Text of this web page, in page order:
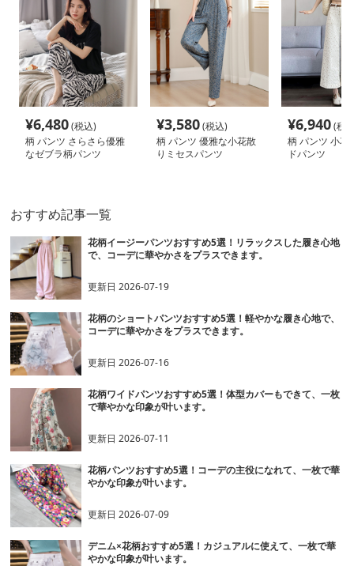
¥6,480(税込)
柄 パンツ さらさら優雅
なゼブラ柄パンツ
¥3,580(税込)
柄 パンツ 優雅な小花散
りミセスパンツ
¥6,940(税
柄 パンツ 小花
ドパンツ
おすすめ記事一覧
花柄イージーパンツおすすめ5選！リラックスした履き心地
で、コーデに華やかさをプラスできます。
更新日2026-07-19
花柄のショートパンツおすすめ5選！軽やかな履き心地で、
コーデに華やかさをプラスできます。
更新日2026-07-16
花柄ワイドパンツおすすめ5選！体型カバーもできて、一枚
で華やかな印象が叶います。
更新日2026-07-11
花柄パンツおすすめ5選！コーデの主役になれて、一枚で華
やかな印象が叶います。
更新日2026-07-09
デニム×花柄おすすめ5選！カジュアルに使えて、一枚で華
やかな印象が叶います。